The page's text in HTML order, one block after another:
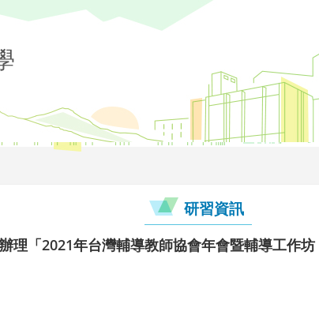
研習資訊
理「2021年台灣輔導教師協會年會暨輔導工作坊